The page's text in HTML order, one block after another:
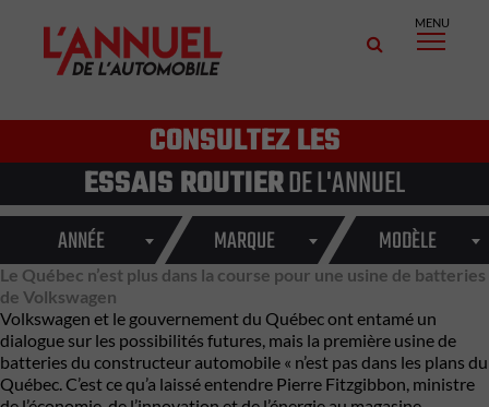
MENU
CONSULTEZ LES
ESSAIS ROUTIERDE L'ANNUEL
ANNÉE MARQUE MODÈLE
Le Québec n’est plus dans la course pour une usine de batteries
de Volkswagen
Volkswagen et le gouvernement du Québec ont entamé un
dialogue sur les possibilités futures, mais la première usine de
batteries du constructeur automobile « n’est pas dans les plans du
Québec. C’est ce qu’a laissé entendre Pierre Fitzgibbon, ministre